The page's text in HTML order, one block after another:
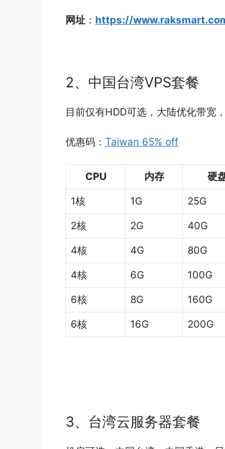
网址 ： https://
2、中国台湾VPS套餐
目前仅有HDD可选，大陆优化带宽
优惠码： Taiwan 65% off
CPU 内存 硬
1核 1G 25G
2核 2G 40G
4核 4G 80G
4核 6G 100G
6核 8G 160G
6核 16G 200G
3、台湾云服务器套餐